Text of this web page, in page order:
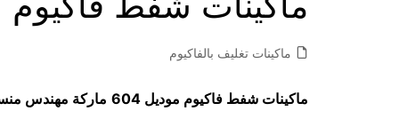
ماكينات تغليف بالفاكيوم
ماكينات شفط فاكيوم موديل 604 ماركة مهندس